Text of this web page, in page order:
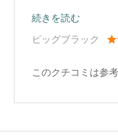
わっていましたけ
有る方がスムーズ
しら不安でしたら
続きを読む
ピッグブラック

このクチコミは参